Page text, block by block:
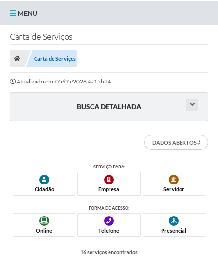
MENU
Iacanga
Diário Oficial
Cartas de Serviços
FAQ / Perguntas e Respostas Frequentes
Carta de Serviços
Carta de Serviços
Atualizado em: 05/05/2026 às 15h24
BUSCA DETALHADA
DADOS ABERTOS
SERVIÇO PARA:
Cidadão Empresa Servidor
FORMA DE ACESSO:
Online Telefone Presencial
16 serviços encontrados